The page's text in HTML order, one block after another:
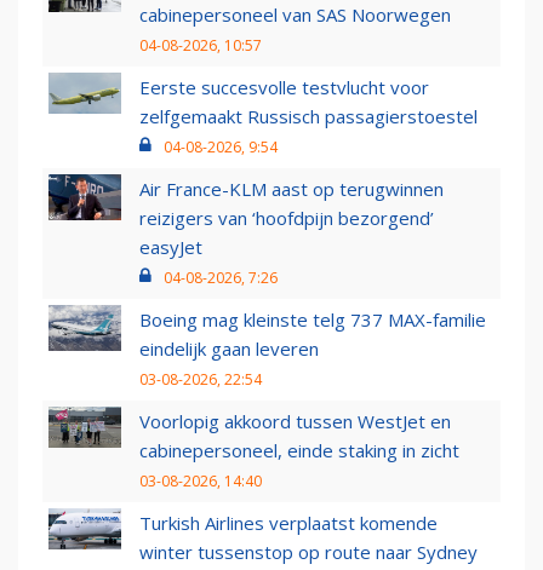
cabinepersoneel van SAS Noorwegen
04-08-2026, 10:57
Eerste succesvolle testvlucht voor
zelfgemaakt Russisch passagierstoestel
04-08-2026, 9:54
Air France-KLM aast op terugwinnen
reizigers van ‘hoofdpijn bezorgend’
easyJet
04-08-2026, 7:26
Boeing mag kleinste telg 737 MAX-familie
eindelijk gaan leveren
03-08-2026, 22:54
Voorlopig akkoord tussen WestJet en
cabinepersoneel, einde staking in zicht
03-08-2026, 14:40
Turkish Airlines verplaatst komende
winter tussenstop op route naar Sydney